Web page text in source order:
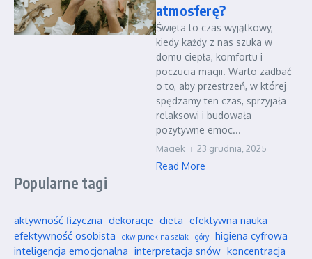
atmosferę?
Święta to czas wyjątkowy,
kiedy każdy z nas szuka w
domu ciepła, komfortu i
poczucia magii. Warto zadbać
o to, aby przestrzeń, w której
spędzamy ten czas, sprzyjała
relaksowi i budowała
pozytywne emoc...
Maciek 23 grudnia, 2025
Read More
Popularne tagi
aktywność fizyczna dekoracje dieta efektywna nauka
efektywność osobista
ekwipunek na szlak góry
higiena cyfrowa
inteligencja emocjonalna interpretacja snów koncentracja